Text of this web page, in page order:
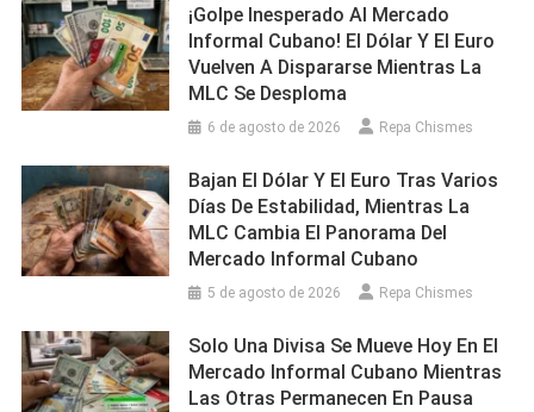
¡Golpe Inesperado Al Mercado
Informal Cubano! El Dólar Y El Euro
Vuelven A Dispararse Mientras La
MLC Se Desploma
6 de agosto de 2026 Repa Chismes
Bajan El Dólar Y El Euro Tras Varios
Días De Estabilidad, Mientras La
MLC Cambia El Panorama Del
Mercado Informal Cubano
5 de agosto de 2026 Repa Chismes
Solo Una Divisa Se Mueve Hoy En El
Mercado Informal Cubano Mientras
Las Otras Permanecen En Pausa